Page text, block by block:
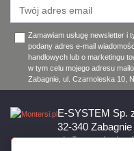
Zamawiam usługę newsletter
podany adres e-mail
handlowych lub o marketingu
w tym celu mojego adresu
Zabagnie, ul. Czarnoleska 10,
E-SYSTEM Sp.
32-340 Zabagnie
ul. Czarnoleska